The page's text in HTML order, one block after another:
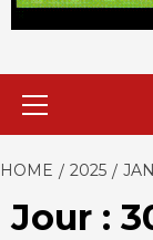
HOME 2025
Jour :